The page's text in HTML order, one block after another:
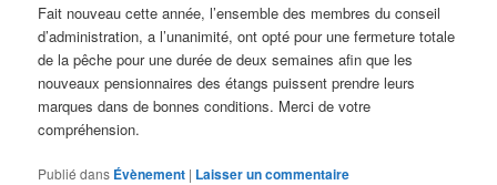
Fait nouveau cette année, l’ensemble des membres du conseil
d’administration, a l’unanimité, ont opté pour une fermeture totale
de la pêche pour une durée de deux semaines afin que les
nouveaux pensionnaires des étangs puissent prendre leurs
marques dans de bonnes conditions. Merci de votre
compréhension.
Publié dans Évènement | Laisser un commentaire